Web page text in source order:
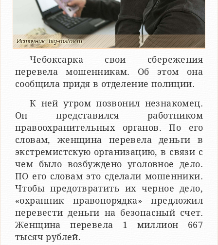
Источник: big-rostov.ru
Чебоксарка свои сбережения
перевела мошенникам. Об этом она
сообщила придя в отделение полиции.
К ней утром позвонил незнакомец.
Он представился работником
правоохранительных органов. По его
словам, женщина перевела деньги в
экстремистскую организацию, в связи с
чем было возбуждено уголовное дело.
ПО его словам это сделали мошенники.
Чтобы предотвратить их черное дело,
«охранник правопорядка» предложил
перевести деньги на безопасный счет.
Женщина перевела 1 миллион 667
тысяч рублей.